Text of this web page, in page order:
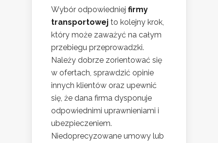
Wybór odpowiedniej firmy
transportowej to kolejny krok,
który może zaważyć na całym
przebiegu przeprowadzki.
Należy dobrze zorientować się
w ofertach, sprawdzić opinie
innych klientów oraz upewnić
się, że dana firma dysponuje
odpowiednimi uprawnieniami i
ubezpieczeniem.
Niedoprecyzowane umowy lub